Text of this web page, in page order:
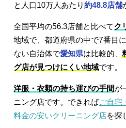
と人口10万人あたり 約48.8店舗
全国平均の56.3店舗と比べてク
地域で、都道府県の中で7番目
ない自治体で愛知県は比較的、
グ店が見つけにくい地域です。
洋服・衣類の持ち運びの手間が
ニング店です。できればご自宅
料金の安いクリーニング店を探